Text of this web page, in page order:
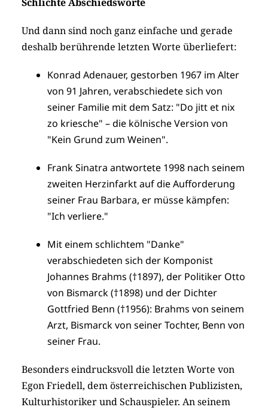
Und dann sind noch ganz einfache und gerade
deshalb berührende letzten Worte überliefert:
Konrad Adenauer, gestorben 1967 im Alter
von 91 Jahren, verabschiedete sich von
seiner Familie mit dem Satz: "Do jitt et nix
zo kriesche" – die kölnische Version von
"Kein Grund zum Weinen".
Frank Sinatra antwortete 1998 nach seinem
zweiten Herzinfarkt auf die Aufforderung
seiner Frau Barbara, er müsse kämpfen:
"Ich verliere."
Mit einem schlichtem "Danke"
verabschiedeten sich der Komponist
Johannes Brahms (†1897), der Politiker Otto
von Bismarck (†1898) und der Dichter
Gottfried Benn (†1956): Brahms von seinem
Arzt, Bismarck von seiner Tochter, Benn von
seiner Frau.
Besonders eindrucksvoll die letzten Worte von
Egon Friedell, dem österreichischen Publizisten,
Kulturhistoriker und Schauspieler. An seinem